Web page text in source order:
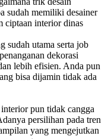
sudah memiliki desainer
ciptaan interior dinas
sudah utama serta job
dekorasi
lebih efisien. Anda pun
bisa dijamin tidak ada
pun tidak cangga
persilihan pada tren
yang mengejutkan